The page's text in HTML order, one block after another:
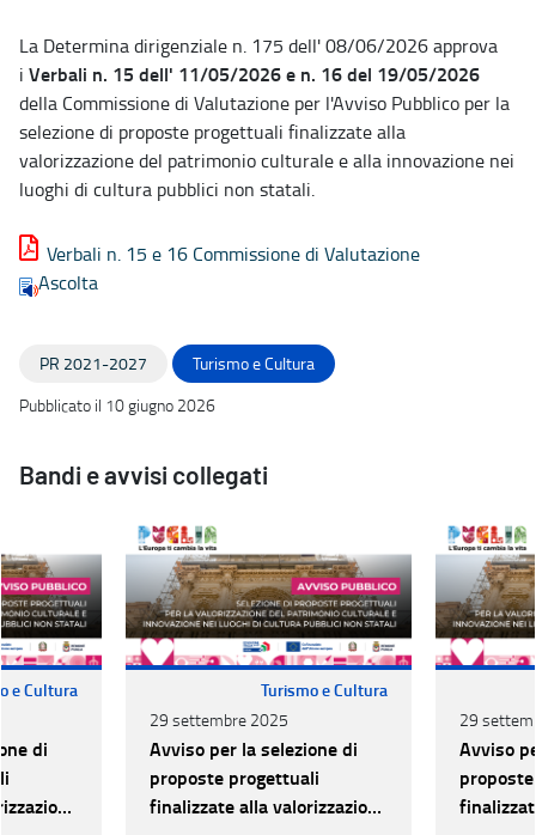
La Determina dirigenziale n. 175 dell' 08/06/2026 approva
i Verbali n. 15 dell' 11/05/2026 e n. 16 del 19/05/2026
della Commissione di Valutazione per l'Avviso Pubblico per la
selezione di proposte progettuali finalizzate alla
valorizzazione del patrimonio culturale e alla innovazione nei
luoghi di cultura pubblici non statali.
Verbali n. 15 e 16 Commissione di Valutazione
Ascolta
PR 2021-2027
Turismo e Cultura
Pubblicato il 10 giugno 2026
Bandi e avvisi collegati
e Cultura
di
Turismo e Cultura
29 settembre 2025
Avviso per la selezione di
proposte progettuali
finalizzate alla valorizzazione
29
Avviso